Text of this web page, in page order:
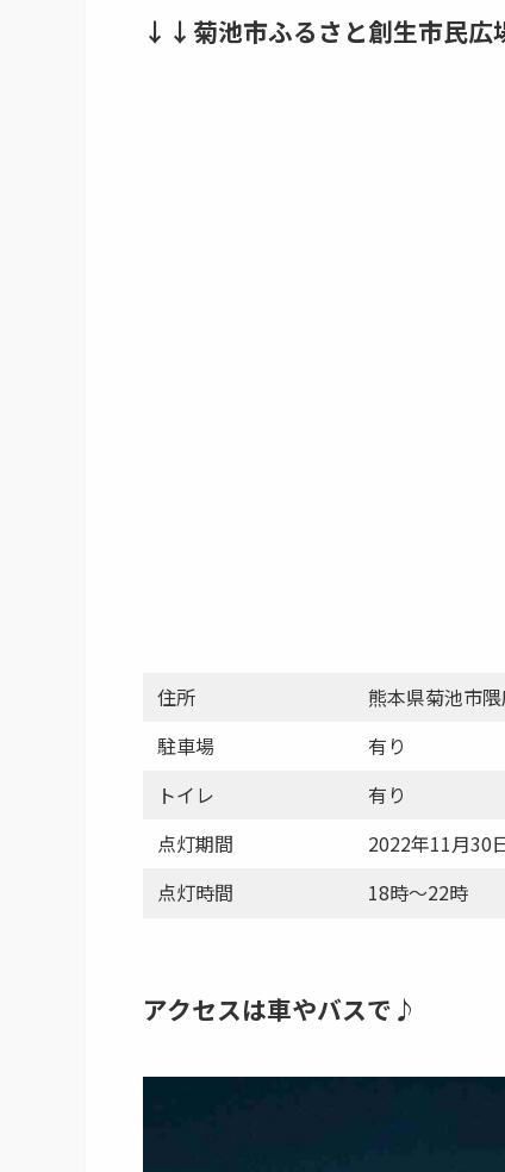
↓↓菊池市ふるさと創生市民
住所
熊本県菊池市
駐車場
有り
トイレ
有り
点灯期間
2022年11月30
点灯時間
18時～22時
アクセスは車やバスで♪